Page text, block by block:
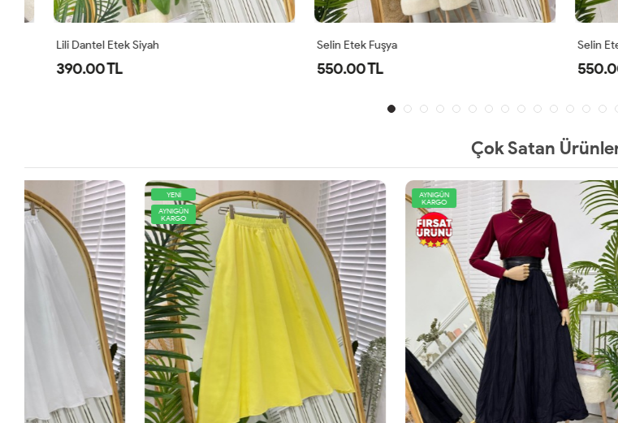
Lili Dantel Etek Siyah
390.00 TL
Selin Etek Fuşya
550.00 TL
Selin Etek
550.00
Çok Satan
AYNIGÜN
KARGO
AYNIGÜN
KARGO
AYNIGÜN
KARGO